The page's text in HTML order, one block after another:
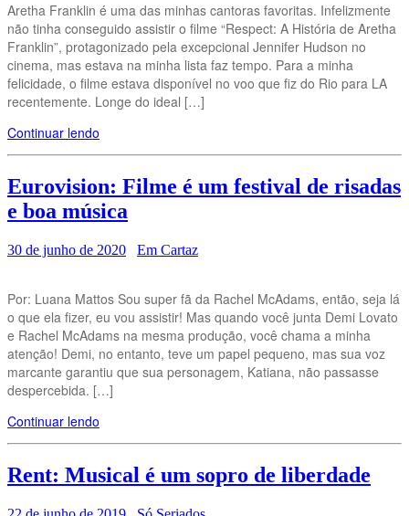
Aretha Franklin é uma das minhas cantoras favoritas. Infelizmente
não tinha conseguido assistir o filme “Respect: A História de Aretha
Franklin”, protagonizado pela excepcional Jennifer Hudson no
cinema, mas estava na minha lista faz tempo. Para a minha
felicidade, o filme estava disponível no voo que fiz do Rio para LA
recentemente. Longe do ideal […]
Continuar lendo
Eurovision: Filme é um festival de risadas
e boa música
30 de junho de 2020 Em Cartaz
Por: Luana Mattos Sou super fã da Rachel McAdams, então, seja lá
o que ela fizer, eu vou assistir! Mas quando você junta Demi Lovato
e Rachel McAdams na mesma produção, você chama a minha
atenção! Demi, no entanto, teve um papel pequeno, mas sua voz
marcante garantiu que sua personagem, Katiana, não passasse
despercebida. […]
Continuar lendo
Rent: Musical é um sopro de liberdade